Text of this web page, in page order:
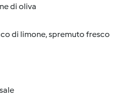
di oliva
di limone, spremuto fresco